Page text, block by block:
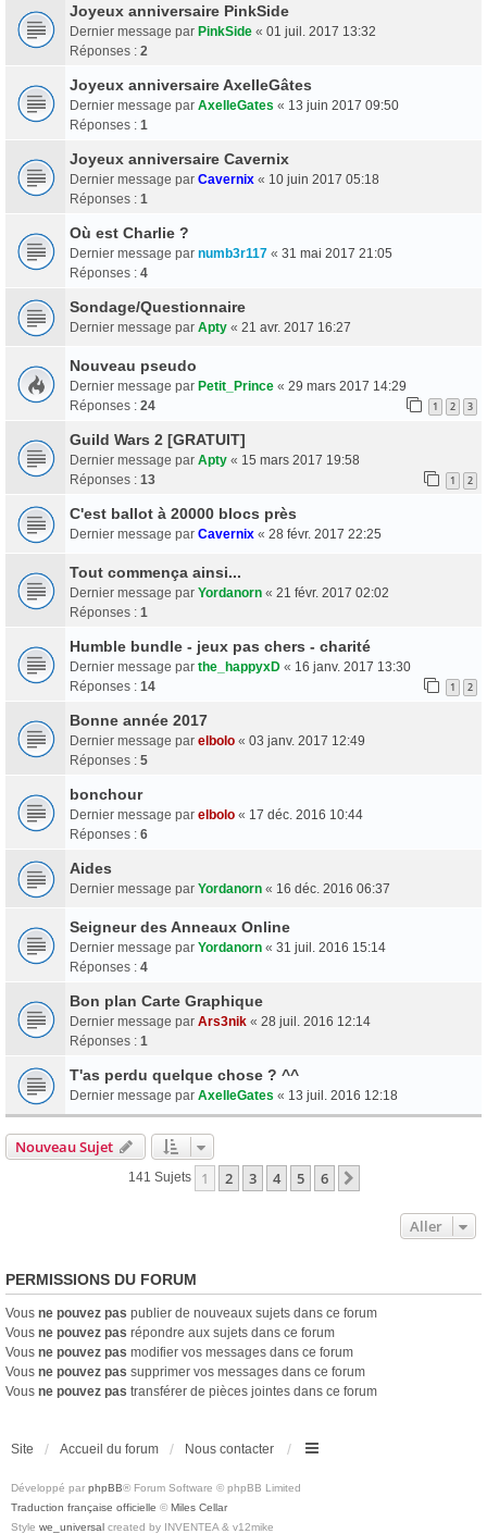
Joyeux anniversaire PinkSide
Dernier message par PinkSide « 01 juil. 2017 13:32
Réponses : 2
Joyeux anniversaire AxelleGâtes
Dernier message par AxelleGates « 13 juin 2017 09:50
Réponses : 1
Joyeux anniversaire Cavernix
Dernier message par Cavernix « 10 juin 2017 05:18
Réponses : 1
Où est Charlie ?
Dernier message par numb3r117 « 31 mai 2017 21:05
Réponses : 4
Sondage/Questionnaire
Dernier message par Apty « 21 avr. 2017 16:27
Nouveau pseudo
Dernier message par Petit_Prince « 29 mars 2017 14:29
Réponses : 24 1 2 3
Guild Wars 2 [GRATUIT]
Dernier message par Apty « 15 mars 2017 19:58
Réponses : 13 1 2
C'est ballot à 20000 blocs près
Dernier message par Cavernix « 28 févr. 2017 22:25
Tout commença ainsi...
Dernier message par Yordanorn « 21 févr. 2017 02:02
Réponses : 1
Humble bundle - jeux pas chers - charité
Dernier message par the_happyxD « 16 janv. 2017 13:30
Réponses : 14 1 2
Bonne année 2017
Dernier message par elbolo « 03 janv. 2017 12:49
Réponses : 5
bonchour
Dernier message par elbolo « 17 déc. 2016 10:44
Réponses : 6
Aides
Dernier message par Yordanorn « 16 déc. 2016 06:37
Seigneur des Anneaux Online
Dernier message par Yordanorn « 31 juil. 2016 15:14
Réponses : 4
Bon plan Carte Graphique
Dernier message par Ars3nik « 28 juil. 2016 12:14
Réponses : 1
T'as perdu quelque chose ? ^^
Dernier message par AxelleGates « 13 juil. 2016 12:18
Nouveau Sujet
141 Sujets 1 2 3 4 5 6
Aller
PERMISSIONS DU FORUM
Vous ne pouvez pas publier de nouveaux sujets dans ce forum
Vous ne pouvez pas répondre aux sujets dans ce forum
Vous ne pouvez pas modifier vos messages dans ce forum
Vous ne pouvez pas supprimer vos messages dans ce forum
Vous ne pouvez pas transférer de pièces jointes dans ce forum
Site Accueil du forum Nous contacter
Développé par phpBB® Forum Software © phpBB Limited
Traduction française officielle © Miles Cellar
Style we_universal created by INVENTEA & v12mike